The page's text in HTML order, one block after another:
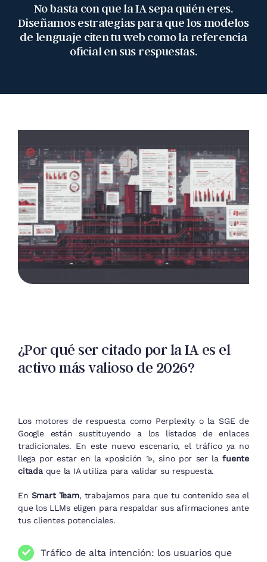
No basta con que la IA sepa quién eres.
Diseñamos estrategias para que los modelos
de lenguaje citen tu web como la referencia
oficial en sus respuestas.
¿Por qué ser citado por la IA es el
activo más valioso de 2026?
Los motores de respuesta como Perplexity o la SGE de
Google están sustituyendo a los listados de enlaces
tradicionales. En este nuevo escenario, el tráfico ya no
llega por estar en la «posición 1», sino por ser lafuente
citadaque la IA utiliza para validar su respuesta.
En Smart Team, trabajamos para que tu contenido sea el
que los LLMs eligen para respaldar sus afirmaciones ante
tus clientes potenciales.
Tráfico de alta intención: los usuarios que